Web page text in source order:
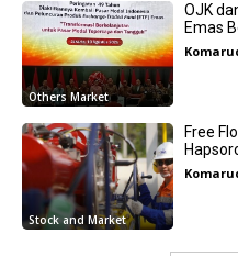
Others Market
OJK
Emas
Stock and Market
Free